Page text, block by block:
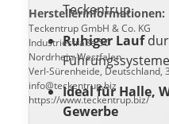
Teckentrup
Ruhiger Lauf
Führungssysteme
Ideal für Halle,
Gewerbe
Herstellerinformationen:
Teckentrup GmbH & Co. KG
Industriestraße 50
Nordrhein-Westfalen
Verl-Sürenheide, Deutschland,
info@teckentrup.biz
https://www.teckentrup.biz/